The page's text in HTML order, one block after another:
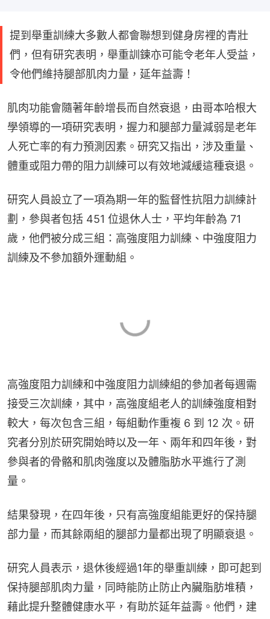
提到舉重訓練大多數人都會聯想到健身房裡的青壯
們，但有研究表明，舉重訓鍊亦可能令老年人受益，
令他們維持腿部肌肉力量，延年益壽！
肌肉功能會隨著年齡增長而自然衰退，由哥本哈根大
學領導的一項研究表明，握力和腿部力量減弱是老年
人死亡率的有力預測因素。研究又指出，涉及重量、
體重或阻力帶的阻力訓練可以有效地減緩這種衰退。
研究人員設立了一項為期一年的監督性抗阻力訓練計
劃，參與者包括 451 位退休人士，平均年齡為 71
歲，他們被分成三組：高強度阻力訓練、中強度阻力
訓練及不參加額外運動組。
高強度阻力訓練和中強度阻力訓練組的參加者每週需
接受三次訓練，其中，高強度組老人的訓練強度相對
較大，每次包含三組，每組動作重複 6 到 12 次。研
究者分別於研究開始時以及一年、兩年和四年後，對
參與者的骨骼和肌肉強度以及體脂肪水平進行了測
量。
結果發現，在四年後，只有高強度組能更好的保持腿
部力量，而其餘兩組的腿部力量都出現了明顯衰退。
研究人員表示，退休後經過1年的舉重訓練，即可起到
保持腿部肌肉力量，同時能防止防止內臟脂肪堆積，
藉此提升整體健康水平，有助於延年益壽。他們，建